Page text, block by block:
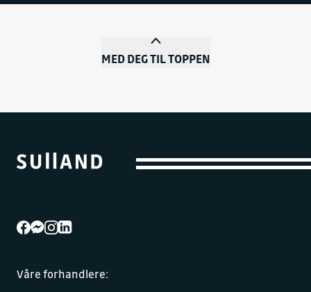
MED DEG TIL TOPPEN
Våre forhandlere: